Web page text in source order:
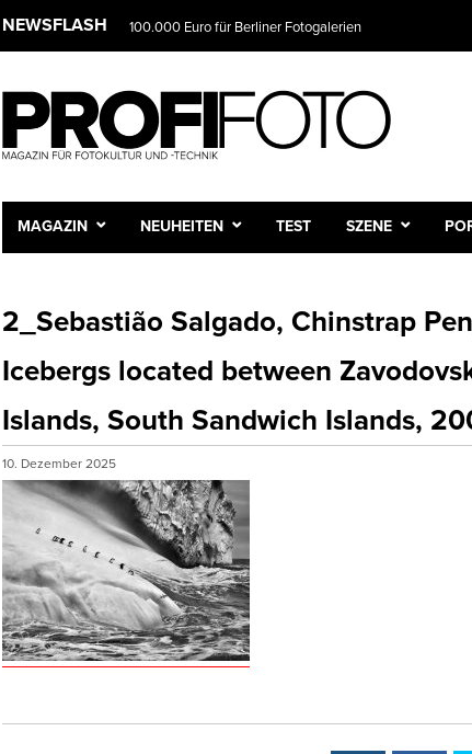
NEWSFLASH 100.000 Euro für Berliner Fotogalerien
MAGAZIN NEUHEITEN TEST SZENE
2_Sebastião Salgado, Chinstrap
Icebergs located between
Islands, South Sandwich Islands,
10. Dezember 2025